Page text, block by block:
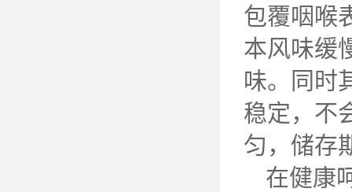
包覆咽喉
本风味缓
味。同时
稳定，不
匀，储存
在健康